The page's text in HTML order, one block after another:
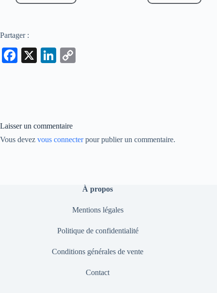
Partager :
Fa
X
Li
Laisser un commentaire
Vous devez vous connecterpour publier un commentaire.
À propos
Mentions légales
Politique de confidentialité
Conditions générales de vente
Contact